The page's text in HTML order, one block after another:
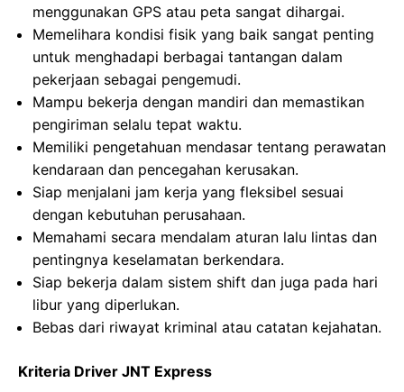
menggunakan GPS atau peta sangat dihargai.
Memelihara kondisi fisik yang baik sangat penting
untuk menghadapi berbagai tantangan dalam
pekerjaan sebagai pengemudi.
Mampu bekerja dengan mandiri dan memastikan
pengiriman selalu tepat waktu.
Memiliki pengetahuan mendasar tentang perawatan
kendaraan dan pencegahan kerusakan.
Siap menjalani jam kerja yang fleksibel sesuai
dengan kebutuhan perusahaan.
Memahami secara mendalam aturan lalu lintas dan
pentingnya keselamatan berkendara.
Siap bekerja dalam sistem shift dan juga pada hari
libur yang diperlukan.
Bebas dari riwayat kriminal atau catatan kejahatan.
Kriteria Driver JNT Express